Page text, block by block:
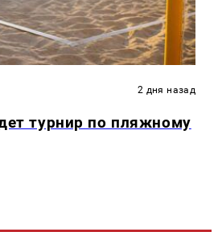
2 дня назад
турнир по пляжному